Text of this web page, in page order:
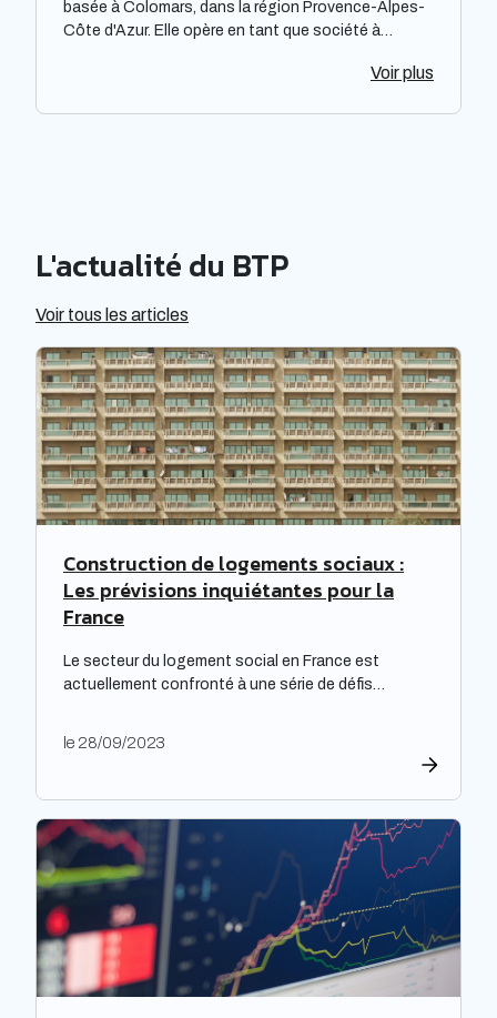
basée à Colomars, dans la région Provence-Alpes-
Côte d'Azur. Elle opère en tant que société à
dans l'activité de [à compléter], elle propose ses
Voir plus
L'actualité du BTP
Voir tous les articles
Construction de logements sociaux :
Les prévisions inquiétantes pour la
France
Le secteur du logement social en France est
actuellement confronté à une série de défis
répondre à leurs obligations de rénovation, mais
étude prospective réalisée par la Banque des
territoires met en lumière les enjeux majeurs […]
le 28/09/2023